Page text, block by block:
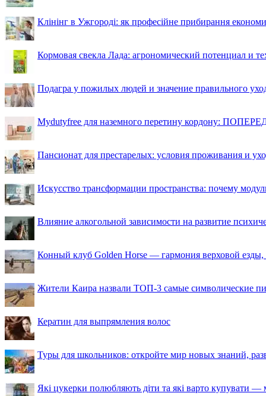
Клінінг в Ужгороді: як професійне прибирання
Кормовая свекла Лада: агрономический потенциал и
Подагра у пожилых людей и значение правильного
Mydutyfree для наземного перетину кордону:
Пансионат для престарелых: условия проживания и
Искусство трансформации пространства: почему
Влияние алкогольной зависимости на развитие
Конный клуб Golden Horse — гармония верховой езды,
Жители Каира назвали ТОП-3 самые символические
Кератин для выпрямления волос
Туры для школьников: откройте мир новых знаний,
Які цукерки полюбляють діти та які варто купувати —